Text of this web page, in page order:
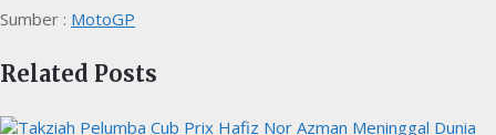
Sumber : MotoGP
Related Posts